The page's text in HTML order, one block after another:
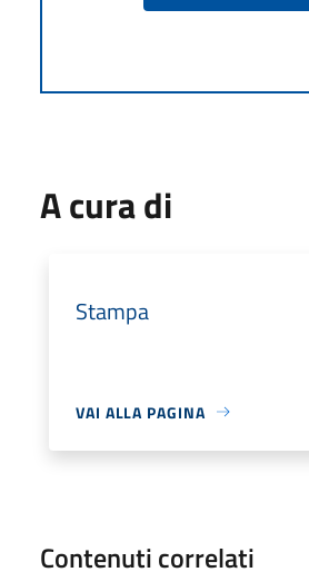
A cura di
Stampa
VAI ALLA PAGINA
Contenuti correlati